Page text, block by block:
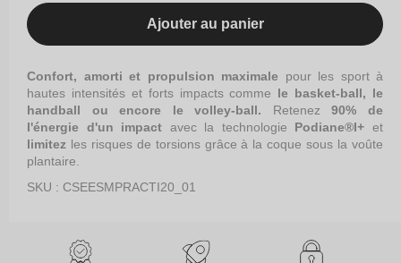
Ajouter au panier
Confort, amorti et propulsion maximale pour les sport à
hautes intensités et forts impacts comme le basket-ball, le
handball ou encore le volley-ball. Retenez90% de
l'énergie d'un impact avec la technologie Podiane®I+ et
limitez les risques de torsions grâce à la coque sous la voûte
plantaire.
SKU : CSEESMPRACTI20_01